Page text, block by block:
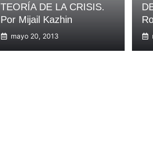
TEORÍA DE LA CRISIS.
Por Mijail Kazhin
mayo 20, 2013